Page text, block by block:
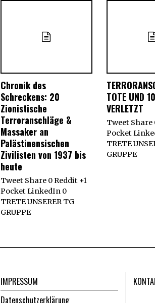
Chronik des
Schreckens: 20
Zionistische
Terroranschläge &
Massaker an
Palästinensischen
Zivilisten von 1937 bis
heute
Tweet Share 0 Reddit +1
Pocket LinkedIn 0
TRETE UNSERER TG
GRUPPE
TOTE UND
VERLETZT
Tweet Share
Pocket
TRETE
GRUPPE
IMPRESSUM
Datenschutzerklärung